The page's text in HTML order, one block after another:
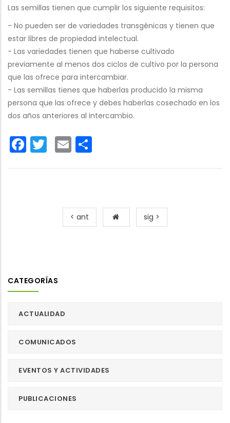
Las semillas tienen que cumplir los siguiente requisitos:
- No pueden ser de variedades transgénicas y tienen que
estar libres de propiedad intelectual.
- Las variedades tienen que haberse cultivado
previamente al menos dos ciclos de cultivo por la persona
que las ofrece para intercambiar.
- Las semillas tienes que haberlas producido la misma
persona que las ofrece y debes haberlas cosechado en los
dos años anteriores al intercambio.
Facebook
Twitter
Email
< ant sig >
CATEGORÍAS
ACTUALIDAD
COMUNICADOS
EVENTOS Y ACTIVIDADES
PUBLICACIONES